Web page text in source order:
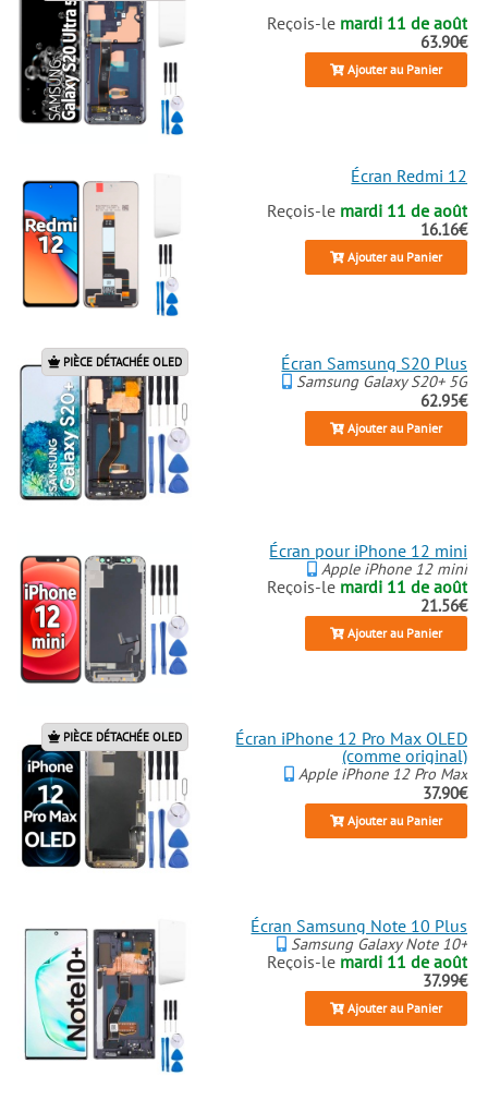
Reçois-le mardi 11 de août
63.90€
Ajouter au Panier
Écran Redmi 12
Reçois-le mardi 11 de août
16.16€
Ajouter au Panier
PIÈCE DÉTACHÉE OLED Écran Samsung S20 Plus
Samsung Galaxy S20+ 5G
62.95€
Ajouter au Panier
Écran pour iPhone 12 mini
Apple iPhone 12 mini
Reçois-le mardi 11 de août
21.56€
Ajouter au Panier
PIÈCE DÉTACHÉE OLED
Écran iPhone 12 Pro Max OLED
(comme original)
Apple iPhone 12 Pro Max
37.90€
Ajouter au Panier
Écran Samsung Note 10 Plus
Samsung Galaxy Note 10+
Reçois-le mardi 11 de août
37.99€
Ajouter au Panier